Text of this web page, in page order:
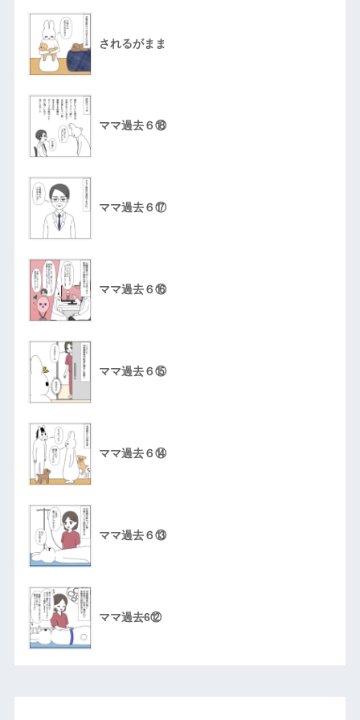
されるがまま
ママ過去６⑱
ママ過去６⑰
ママ過去６⑯
ママ過去６⑮
ママ過去６⑭
ママ過去６⑬
ママ過去6⑫